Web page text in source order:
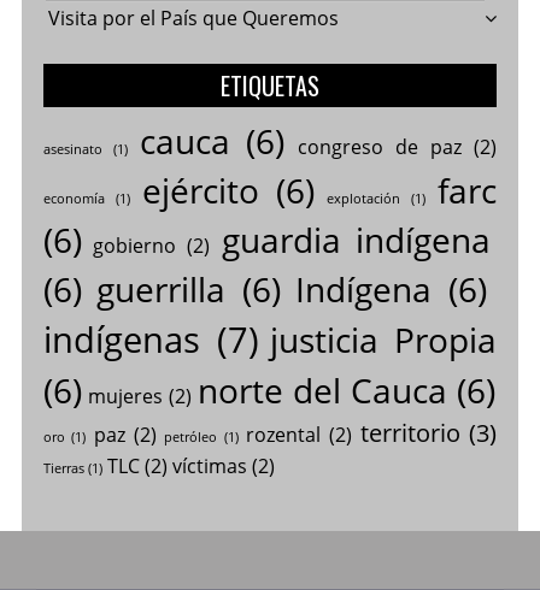
Visita por el País que Queremos
ETIQUETAS
asesinato (1) cauca (6) congreso de paz(2)
economía(1) ejército (6) explotación (1)
farc
(6) gobierno (2) guardia indígena
(6) guerrilla (6) Indígena (6)
indígenas (7) justicia Propia
(6) mujeres (2) norte del Cauca (6)
oro (1) paz (2) petróleo (1) rozental (2) territorio (3)
Tierras(1) TLC(2) víctimas (2)